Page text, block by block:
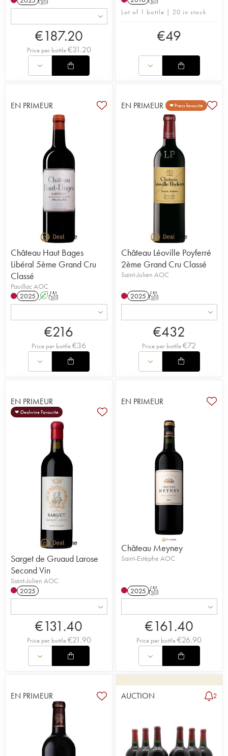
€187.20
Price per bottle€31.20
Lot of 1 bottle | 20 in stock
€49
EN PRIMEUR
Château Haut Bages
Libéral 5ème Grand Cru
Classé
Pauillac AOC
2025 AT
€216
Price per bottle€36
EN PRIMEUR ❤ Press favourite
Château Léoville Poyferré
2ème Grand Cru Classé
Saint-Julien AOC
2025 T
€432
Price per bottle€72
EN PRIMEUR
❤ iDealwine Favourite
Sarget de Gruaud Larose
Second Vin
Saint-Julien AOC
2025
€131.40
Price per bottle€21.90
EN PRIMEUR
Château Meyney
Saint-Estèphe AOC
2025 T
€161.40
Price per bottle€26.90
EN PRIMEUR AUCTION 2